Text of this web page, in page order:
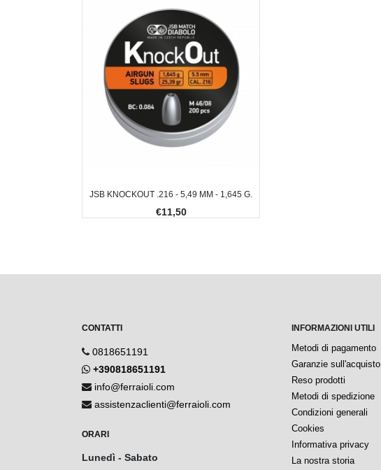
JSB KNOCKOUT .216 - 5,49 MM - 1,645 G.
€11,50
CONTATTI
0818651191
+390818651191
info@ferraioli.com
assistenzaclienti@ferraioli.com
ORARI
Lunedì - Sabato
INFORMAZIONI UTILI
Metodi di pagamento
Garanzie sull'acquisto
Reso prodotti
Metodi di spedizione
Condizioni generali
Cookies
Informativa privacy
La nostra storia